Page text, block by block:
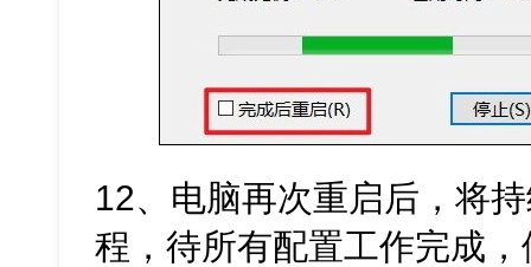
12、电脑再次重启后，将
程，待所有配置工作完成